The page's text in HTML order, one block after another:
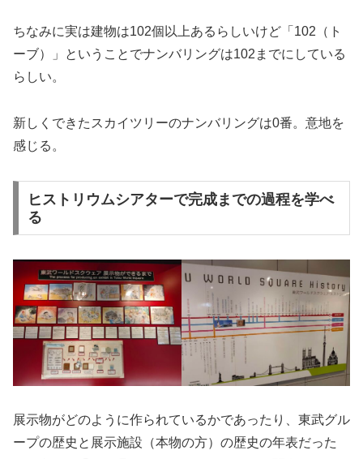
ちなみに実は建物は102個以上あるらしいけど「102（ト
ーブ）」ということでナンバリングは102までにしている
らしい。
新しくできたスカイツリーのナンバリングは0番。意地を
感じる。
ヒストリウムシアターで完成までの過程を学べ
る
展示物がどのように作られているかであったり、東武グル
ープの歴史と展示施設（本物の方）の歴史の年表だった